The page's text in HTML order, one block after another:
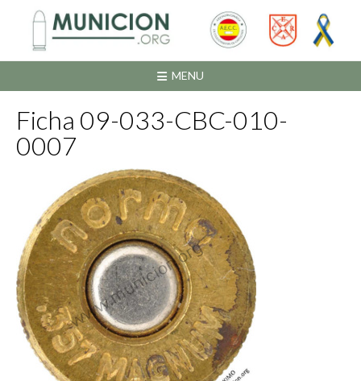
contenido
MENU
Ficha 09-033-CBC-010-
0007